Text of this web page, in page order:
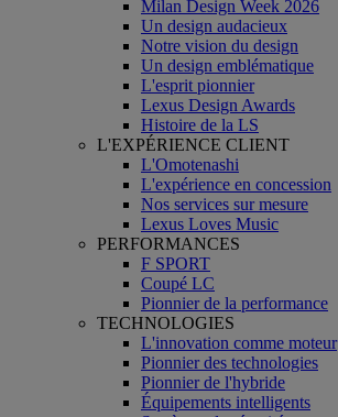
Milan Design Week 2026
Un design audacieux
Notre vision du design
Un design emblématique
L'esprit pionnier
Lexus Design Awards
Histoire de la LS
L'EXPÉRIENCE CLIENT
L'Omotenashi
L'expérience en concession
Nos services sur mesure
Lexus Loves Music
PERFORMANCES
F SPORT
Coupé LC
Pionnier de la performance
TECHNOLOGIES
L'innovation comme moteur
Pionnier des technologies
Pionnier de l'hybride
Équipements intelligents